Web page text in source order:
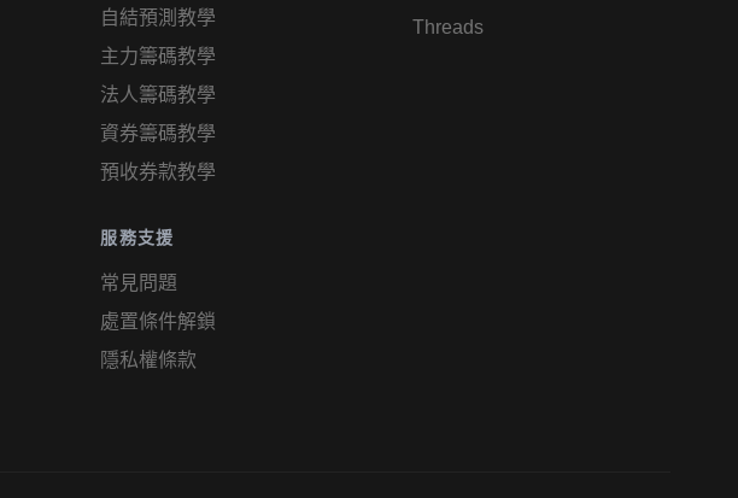
自結預測教學
主力籌碼教學
法人籌碼教學
資券籌碼教學
預收券款教學
服務支援
常見問題
處置條件解鎖
隱私權條款
Threads